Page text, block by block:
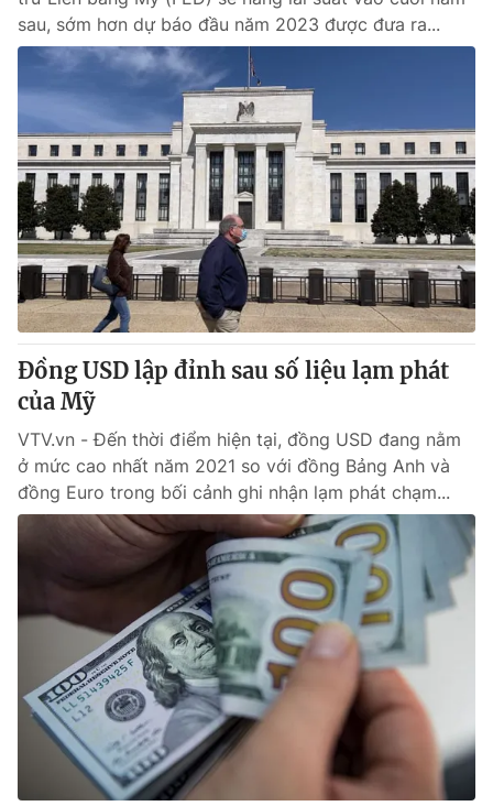
sau, sớm hơn dự báo đầu năm 2023 được đưa ra...
Đồng USD lập đỉnh sau số liệu lạm phát
của Mỹ
VTV.vn - Đến thời điểm hiện tại, đồng USD đang nằm
ở mức cao nhất năm 2021 so với đồng Bảng Anh và
đồng Euro trong bối cảnh ghi nhận lạm phát chạm...